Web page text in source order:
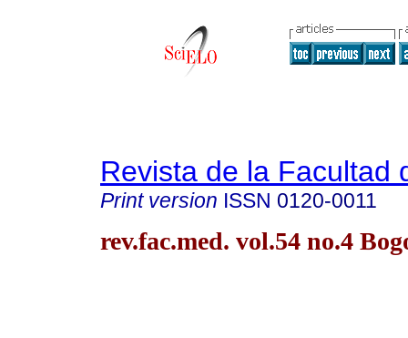
Revista de la Facultad
Print version ISSN 0120-0011
rev.fac.med. vol.54 no.4